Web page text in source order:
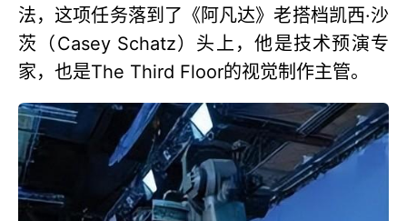
法，这项任务落到了《阿凡达》老搭档凯西·沙
茨（Casey Schatz）头上，他是技术预演专
家，也是The Third Floor的视觉制作主管。